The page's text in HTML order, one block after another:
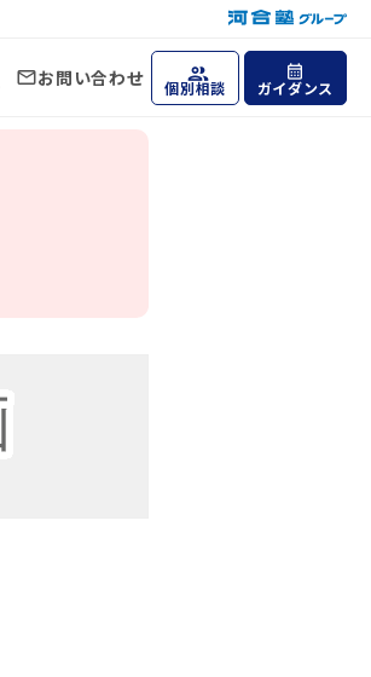
お問い合わせ 個別相談 ガイダンス